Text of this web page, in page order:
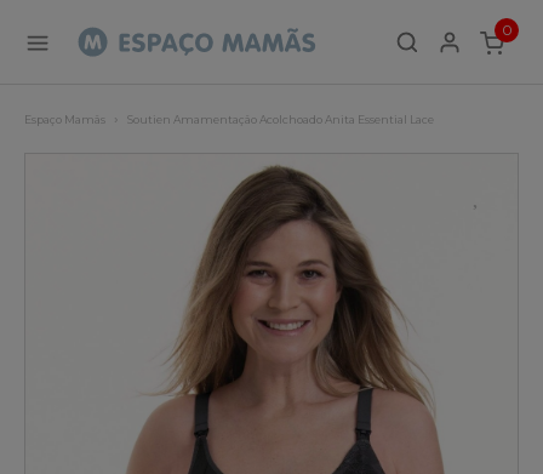
0
ITEMS
Espaço Mamãs Soutien Amamentação Acolchoado Anita Essential Lace